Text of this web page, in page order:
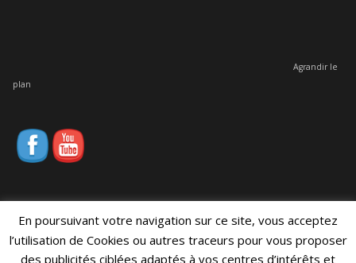
Agrandir le
plan
2014 - BATISEVRE • Tous droits Procom - Probureau• L'agence pour
En poursuivant votre navigation sur ce site, vous acceptez
l’utilisation de Cookies ou autres traceurs pour vous proposer
des publicités ciblées adaptés à vos centres d’intérêts et